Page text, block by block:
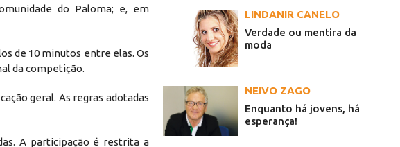
do Paloma; e, em
de 10 minutos entre elas. Os
da competição.
geral. As regras adotadas
A participação é restrita a
LINDANIR CANELO
Verdade ou mentira da
moda
NEIVO ZAGO
Enquanto há jovens, há
esperança!